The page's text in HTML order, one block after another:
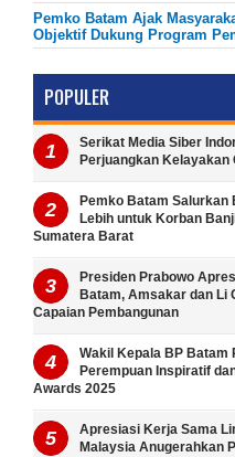
Pemko Batam Ajak
Objektif Dukung Program
POPULER
Serikat Media Siber
Perjuangkan Kelayakan
Pemko Batam Salurkan
Lebih untuk Korban
Sumatera Barat
Presiden Prabowo
Batam, Amsakar dan Li
Capaian Pembangunan
Wakil Kepala BP Batam
Perempuan Inspiratif
Awards 2025
Apresiasi Kerja Sama
Malaysia Anugerahkan